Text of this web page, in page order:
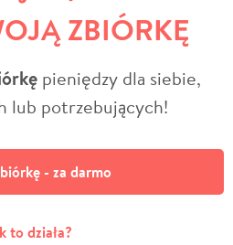
ZBIÓRKĘ
pieniędzy dla siebie,
lub potrzebujących!
- za darmo
to działa?